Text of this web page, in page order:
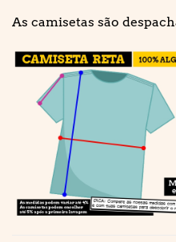
As camisetas são